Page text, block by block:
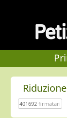
401692firmatari